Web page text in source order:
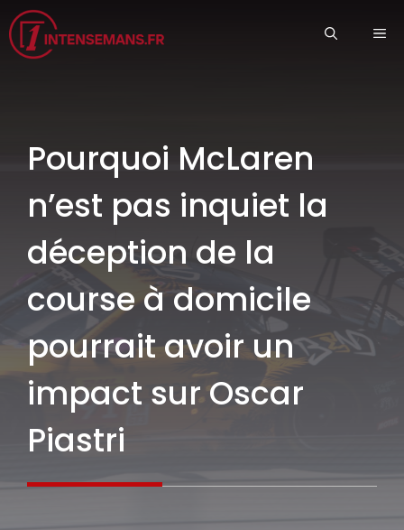
Aller
au
contenu
Pourquoi McLaren
n’est pas inquiet la
déception de la
course à domicile
pourrait avoir un
impact sur Oscar
Piastri